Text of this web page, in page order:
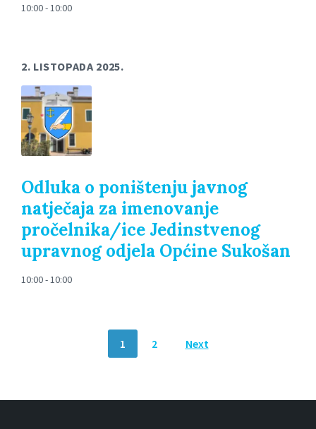
10:00 - 10:00
2. LISTOPADA 2025.
Odluka o poništenju javnog
natječaja za imenovanje
pročelnika/ice Jedinstvenog
upravnog odjela Općine Sukošan
10:00 - 10:00
1 2 Next